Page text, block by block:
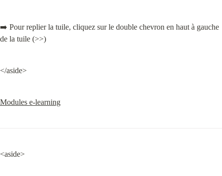
➡️ Pour replier la tuile, cliquez sur le double chevron en haut à gauche
de la tuile (>>)
</aside>
Modules e-learning
<aside>